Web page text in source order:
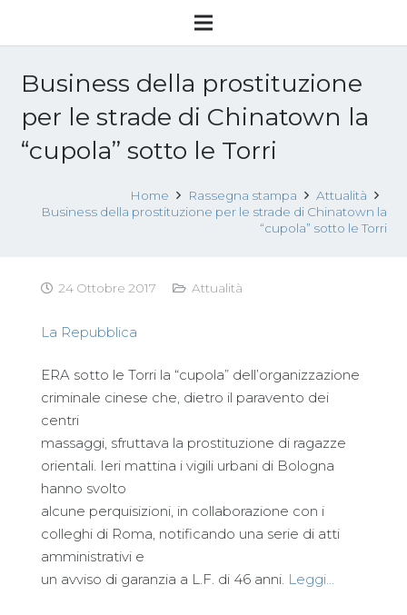
Business della prostituzione
per le strade di Chinatown la
“cupola” sotto le Torri
Home Rassegna stampa
Attualità
Business della prostituzione per le strade di Chinatown la
“cupola” sotto le Torri
24 Ottobre 2017 Attualità
La Repubblica
ERA sotto le Torri la “cupola” dell’organizzazione
criminale cinese che, dietro il paravento dei
centri
massaggi, sfruttava la prostituzione di ragazze
orientali. Ieri mattina i vigili urbani di Bologna
hanno svolto
alcune perquisizioni, in collaborazione con i
colleghi di Roma, notificando una serie di atti
amministrativi e
un avviso di garanzia a L.F. di 46 anni. Leggi…